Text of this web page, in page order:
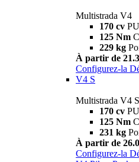
Multistrada V4
170 cv
125 Nm
229 kg
À partir de
Configurez-la
V4 S
Multistrada V4 S
170 cv
125 Nm
231 kg
À partir de
Configurez-la